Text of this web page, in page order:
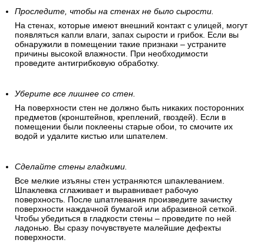
Проследите, чтобы на стенах не было сырости.
На стенах, которые имеют внешний контакт с улицей, могут
появляться капли влаги, запах сырости и грибок. Если вы
обнаружили в помещении такие признаки – устраните
причины высокой влажности. При необходимости
проведите антигрибковую обработку.
Уберите все лишнее со стен.
На поверхности стен не должно быть никаких посторонних
предметов (кронштейнов, креплений, гвоздей). Если в
помещении были поклеены старые обои, то смочите их
водой и удалите кистью или шпателем.
Сделайте стены гладкими.
Все мелкие изъяны стен устраняются шпаклеванием.
Шпаклевка сглаживает и выравнивает рабочую
поверхность. После шпатлевания произведите зачистку
поверхности наждачной бумагой или абразивной сеткой.
Чтобы убедиться в гладкости стены – проведите по ней
ладонью. Вы сразу почувствуете малейшие дефекты
поверхности.